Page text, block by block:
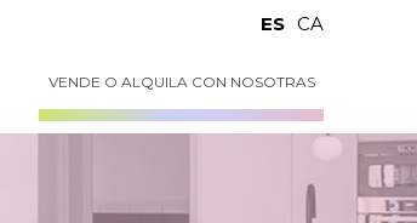
ES CA
VENDE O ALQUILA CON NOSOTRAS